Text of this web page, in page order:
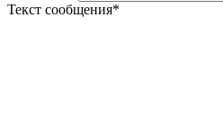
Текст сообщения*